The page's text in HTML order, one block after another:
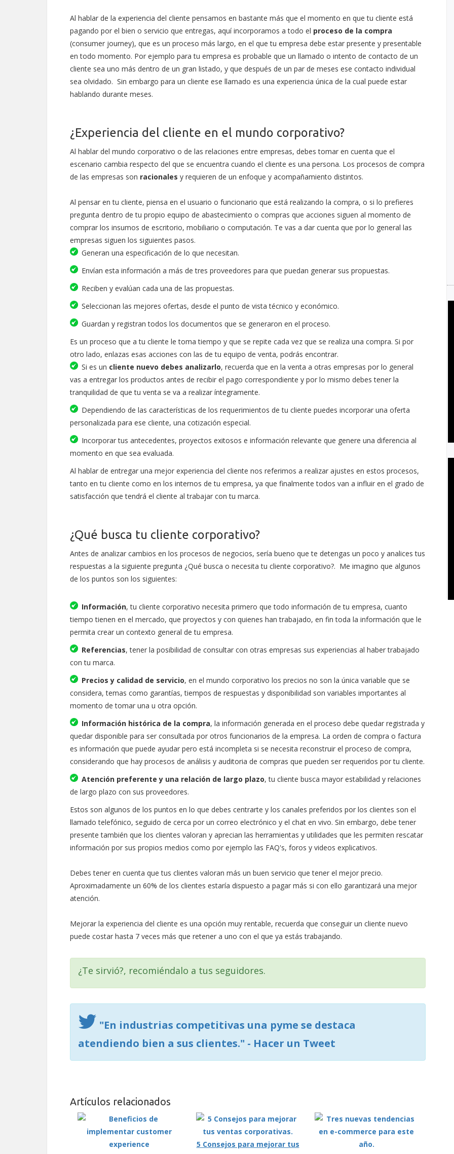
Al hablar de la experiencia del cliente pensamos en bastante más que el momento en que tu cliente está
pagando por el bien o servicio que entregas, aquí incorporamos a todo el proceso de la compra
(consumer journey), que es un proceso más largo, en el que tu empresa debe estar presente y presentable
en todo momento. Por ejemplo para tu empresa es probable que un llamado o intento de contacto de un
cliente sea uno más dentro de un gran listado, y que después de un par de meses ese contacto individual
sea olvidado. Sin embargo para un cliente ese llamado es una experiencia única de la cual puede estar
hablando durante meses.
¿Experiencia del cliente en el mundo corporativo?
Al hablar del mundo corporativo o de las relaciones entre empresas, debes tomar en cuenta que el
escenario cambia respecto del que se encuentra cuando el cliente es una persona. Los procesos de compra
de las empresas son racionales y requieren de un enfoque y acompañamiento distintos.
Al pensar en tu cliente, piensa en el usuario o funcionario que está realizando la compra, o si lo prefieres
pregunta dentro de tu propio equipo de abastecimiento o compras que acciones siguen al momento de
comprar los insumos de escritorio, mobiliario o computación. Te vas a dar cuenta que por lo general las
empresas siguen los siguientes pasos.
Generan una especificación de lo que necesitan.
Envían esta información a más de tres proveedores para que puedan generar sus propuestas.
Reciben y evalúan cada una de las propuestas.
Seleccionan las mejores ofertas, desde el punto de vista técnico y económico.
Guardan y registran todos los documentos que se generaron en el proceso.
Es un proceso que a tu cliente le toma tiempo y que se repite cada vez que se realiza una compra. Si por
otro lado, enlazas esas acciones con las de tu equipo de venta, podrás encontrar.
Si es un cliente nuevo debes analizarlo, recuerda que en la venta a otras empresas por lo general
vas a entregar los productos antes de recibir el pago correspondiente y por lo mismo debes tener la
tranquilidad de que tu venta se va a realizar íntegramente.
Dependiendo de las características de los requerimientos de tu cliente puedes incorporar una oferta
personalizada para ese cliente, una cotización especial.
Incorporar tus antecedentes, proyectos exitosos e información relevante que genere una diferencia al
momento en que sea evaluada.
Al hablar de entregar una mejor experiencia del cliente nos referimos a realizar ajustes en estos procesos,
tanto en tu cliente como en los internos de tu empresa, ya que finalmente todos van a influir en el grado de
satisfacción que tendrá el cliente al trabajar con tu marca.
¿Qué busca tu cliente corporativo?
Antes de analizar cambios en los procesos de negocios, sería bueno que te detengas un poco y analices tus
respuestas a la siguiente pregunta ¿Qué busca o necesita tu cliente corporativo?. Me imagino que algunos
de los puntos son los siguientes:
Información, tu cliente corporativo necesita primero que todo información de tu empresa, cuanto
tiempo tienen en el mercado, que proyectos y con quienes han trabajado, en fin toda la información que le
permita crear un contexto general de tu empresa.
Referencias, tener la posibilidad de consultar con otras empresas sus experiencias al haber trabajado
con tu marca.
Precios y calidad de servicio, en el mundo corporativo los precios no son la única variable que se
considera, temas como garantías, tiempos de respuestas y disponibilidad son variables importantes al
momento de tomar una u otra opción.
Información histórica de la compra, la información generada en el proceso debe quedar registrada y
quedar disponible para ser consultada por otros funcionarios de la empresa. La orden de compra o factura
es información que puede ayudar pero está incompleta si se necesita reconstruir el proceso de compra,
considerando que hay procesos de análisis y auditoria de compras que pueden ser requeridos por tu cliente.
Atención preferente y una relación de largo plazo, tu cliente busca mayor estabilidad y relaciones
de largo plazo con sus proveedores.
Estos son algunos de los puntos en lo que debes centrarte y los canales preferidos por los clientes son el
llamado telefónico, seguido de cerca por un correo electrónico y el chat en vivo. Sin embargo, debe tener
presente también que los clientes valoran y aprecian las herramientas y utilidades que les permiten rescatar
información por sus propios medios como por ejemplo las FAQ's, foros y videos explicativos.
Debes tener en cuenta que tus clientes valoran más un buen servicio que tener el mejor precio.
Aproximadamente un 60% de los clientes estaría dispuesto a pagar más si con ello garantizará una mejor
atención.
Mejorar la experiencia del cliente es una opción muy rentable, recuerda que conseguir un cliente nuevo
puede costar hasta 7 veces más que retener a uno con el que ya estás trabajando.
¿Te sirvió?, recomiéndalo a tus seguidores.
"En industrias competitivas una pyme se destaca
atendiendo bien a sus clientes." - Hacer un Tweet
Artículos relacionados
5 Consejos para mejorar tus